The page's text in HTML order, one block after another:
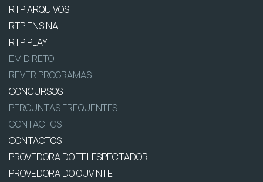
RTP ARQUIVOS
RTP ENSINA
RTP PLAY
EM DIRETO
REVER PROGRAMAS
CONCURSOS
PERGUNTAS FREQUENTES
CONTACTOS
CONTACTOS
PROVEDORA DO TELESPECTADOR
PROVEDORA DO OUVINTE